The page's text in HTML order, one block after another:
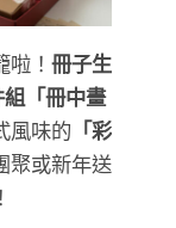
！ 冊子生
「冊中畫
風味的 「彩
聚或新年送